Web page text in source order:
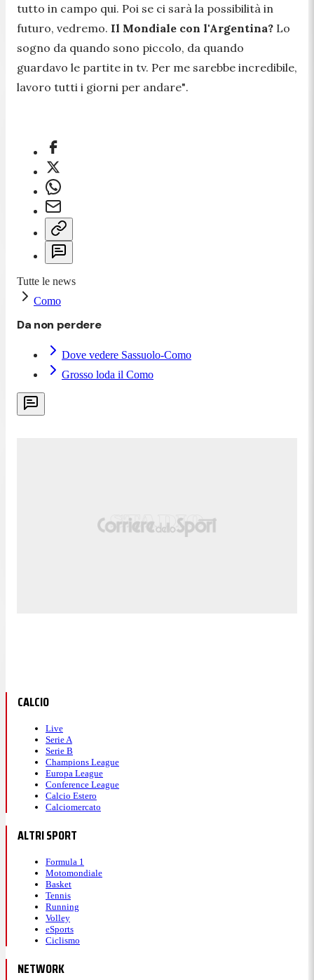
tutto in campo qui. Poi se ci sarà la possibilità in
futuro, vedremo. Il Mondiale con l'Argentina? Lo
sogno da quando sono piccolo, da quando
guardavo le partite in tv. Per me sarebbe incredibile,
lavoro tutti i giorni per andare".
Tutte le news
Como
Da non perdere
Dove vedere Sassuolo-Como
Grosso loda il Como
CALCIO
Live
Serie A
Serie B
Champions League
Europa League
Conference League
Calcio Estero
Calciomercato
ALTRI SPORT
Formula 1
Motomondiale
Basket
Tennis
Running
Volley
eSports
Ciclismo
NETWORK